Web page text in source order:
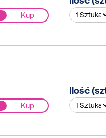
Kup
Kup
Ilość